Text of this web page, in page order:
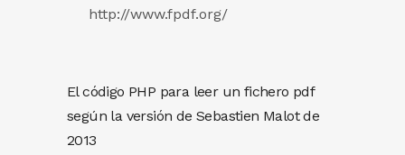
http://www.fpdf.org/
El código PHP para leer un fichero pdf
según la versión de Sebastien Malot de
2013